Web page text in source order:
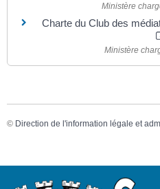
Ministère
Charte du Club des
Ministère
© Direction de l'information légale et